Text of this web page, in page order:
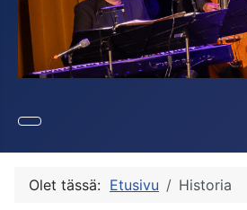
Olet tässä: Etusivu Historia